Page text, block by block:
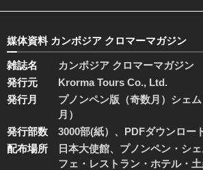
媒体資料 カンボジア クロマーマガジン
雑誌名
カンボジア クロマーマガジン
発行元
Krorma Tours Co., Ltd.
発行月
プノンペン版（奇数月）シェ
月）
発行部数
3000部(紙）、PDFダウンロー
配布場所
日本大使館、プノンペン・シ
フェ・レストラン・ホテル・